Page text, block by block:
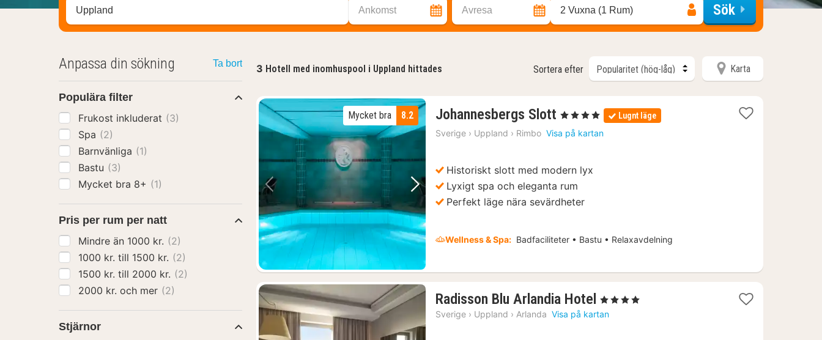
Sök efter hotell, område eller stad Ankomst Avresa 2 Vuxna (1 Rum) Sök
3 Hotell med inomhuspool i Uppland hittades Sortera efter Karta
Föregående bild Nästa bild
8.2
Mycket bra Johannesbergs Slott 1
natt
från
kr.
, 4 Stjärnor Lugnt läge
Sverige › Uppland › Rimbo Visa på kartan
Historiskt slott med modern lyx
Lyxigt spa och eleganta rum
Perfekt läge nära sevärdheter
Wellness & Spa: Badfaciliteter • Bastu • Relaxavdelning
Radisson Blu Arlandia Hotel 1
natt
, 4 Stjärnor
Sverige › Uppland › Arlanda Visa på kartan
Anpassa din sökning Ta bort
Populära filter
Frukost inkluderat (3)
Spa (2)
Barnvänliga (1)
Bastu (3)
Mycket bra 8+ (1)
Pris per rum per natt
Mindre än 1000 kr. (2)
1000 kr. till 1500 kr. (2)
1500 kr. till 2000 kr. (2)
2000 kr. och mer (2)
Stjärnor